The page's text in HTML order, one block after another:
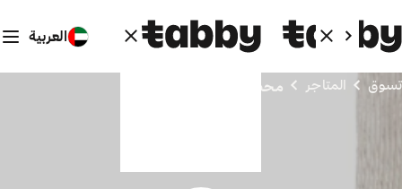
العربية
تسوق المتاجر محطة البناء